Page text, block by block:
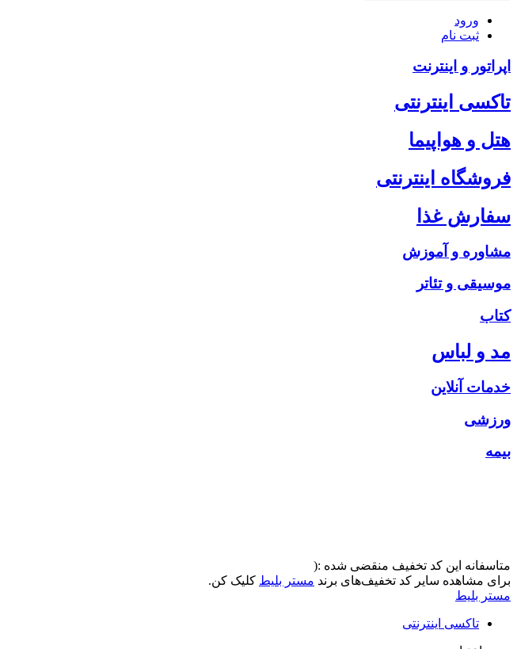
ورود
ثبت نام
اپراتور و اینترنت
تاکسی اینترنتی
هتل و هواپیما
فروشگاه اینترنتی
سفارش غذا
مشاوره و آموزش
موسیقی و تئاتر
کتاب
مد و لباس
خدمات آنلاین
ورزشی
بیمه
متاسفانه این کد تخفیف منقضی شده :(
برای مشاهده سایر کد تخفیف‌های برند مستر بلیط کلیک کن.
مستر بلیط
تاکسی اینترنتی